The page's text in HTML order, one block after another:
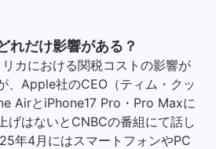
れだけ影響がある？
カにおける関税コストの影響が
、Apple社のCEO（ティム・クッ
AirとiPhone17 Pro・Pro Maxに
げはないとCNBCの番組にて話し
年4月にはスマートフォンやPC